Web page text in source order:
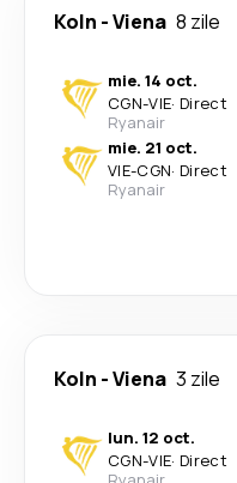
Koln -Viena 8 zile
mie. 14 oct.
CGN-VIE· Direct
Ryanair
mie. 21 oct.
VIE-CGN· Direct
Ryanair
Koln -Viena 3 zile
lun. 12 oct.
CGN-VIE· Direct